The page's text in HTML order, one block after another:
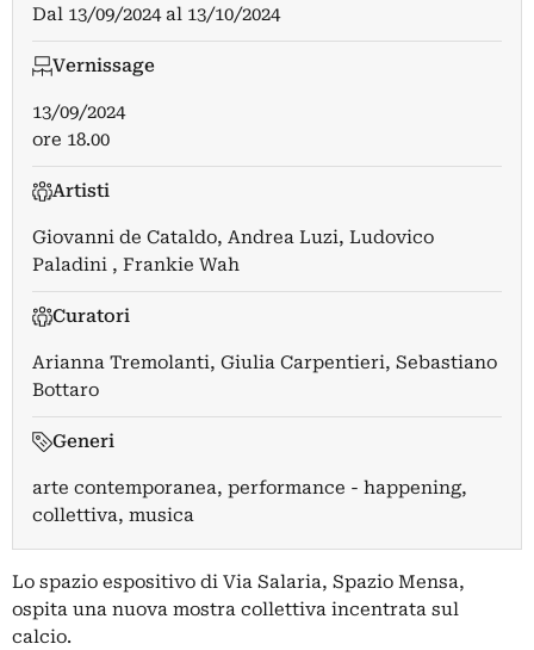
Dal 13/09/2024al 13/10/2024
Vernissage
13/09/2024
ore 18.00
Artisti
Giovanni de Cataldo, Andrea Luzi, Ludovico
Paladini , Frankie Wah
Curatori
Arianna Tremolanti, Giulia Carpentieri, Sebastiano
Bottaro
Generi
arte contemporanea, performance - happening,
collettiva, musica
Lo spazio espositivo di Via Salaria, Spazio Mensa,
ospita una nuova mostra collettiva incentrata sul
calcio.